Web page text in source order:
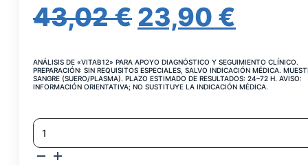
43,02€ EL
ORIGINAL
43,02 €.
23,90 €
ANÁLISIS DE «VITAB12» PARA APOYO DIAGNÓSTICO Y SEGUIMIENTO CLÍNICO.
PREPARACIÓN: SIN REQUISITOS ESPECIALES, SALVO INDICACIÓN MÉDICA.
SANGRE (SUERO/PLASMA). PLAZO ESTIMADO DE RESULTADOS: 24–72 H. AVISO:
INFORMACIÓN ORIENTATIVA; NO SUSTITUYE LA INDICACIÓN MÉDICA.
VITAMINA
B12
CANTIDAD